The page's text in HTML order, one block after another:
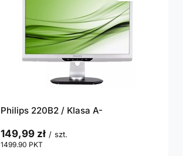
Philips 220B2 / Klasa A-
149,99 zł / szt.
1499.90 PKT